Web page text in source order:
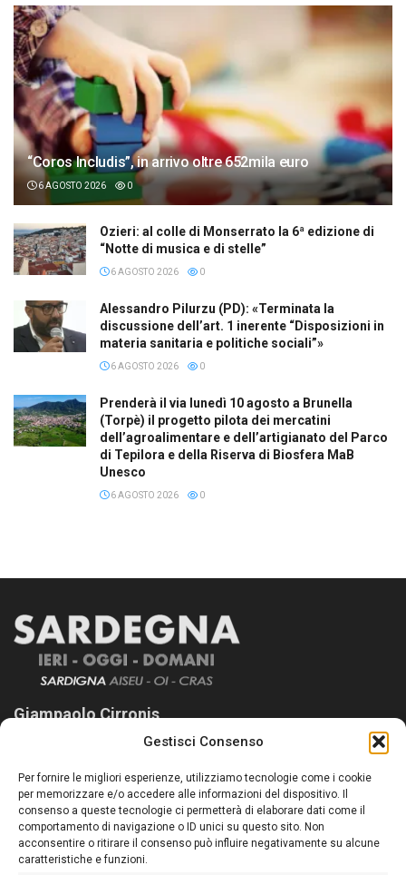
Gestisci Consenso
Per fornire le migliori esperienze, utilizziamo tecnologie come i cookie
per memorizzare e/o accedere alle informazioni del dispositivo. Il
consenso a queste tecnologie ci permetterà di elaborare dati come il
comportamento di navigazione o ID unici su questo sito. Non
acconsentire o ritirare il consenso può influire negativamente su alcune
caratteristiche e funzioni.
“Coros Includis”, in arrivo oltre 652mila euro
6 AGOSTO 2026 0
Ozieri: al colle di Monserrato la 6ª edizione di
“Notte di musica e di stelle”
6 AGOSTO 2026 0
Alessandro Pilurzu (PD): «Terminata la
discussione dell’art. 1 inerente “Disposizioni in
materia sanitaria e politiche sociali”»
6 AGOSTO 2026 0
Prenderà il via lunedì 10 agosto a Brunella
(Torpè) il progetto pilota dei mercatini
dell’agroalimentare e dell’artigianato del Parco
di Tepilora e della Riserva di Biosfera MaB
Unesco
6 AGOSTO 2026 0
Giampaolo Cirronis
Sardegna Ieri-Oggi-Domani nasce per informare “liberamente” i
lettori su quanto accade in Sardegna, con un occhio rivolto al
nostro passato e, soprattutto, al nostro futuro
Follow Us